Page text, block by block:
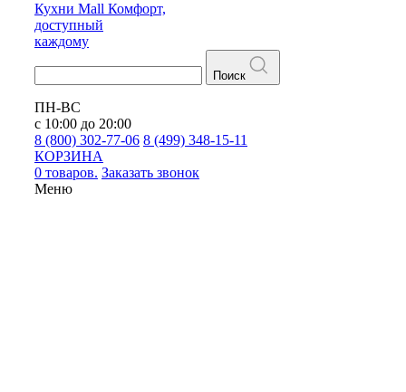
Кухни Mall Комфорт,
доступный
каждому
Поиск
ПН-ВС
с 10:00 до 20:00
8 (800) 302-77-06 8 (499) 348-15-11
КОРЗИНА
0 товаров. Заказать звонок
Меню